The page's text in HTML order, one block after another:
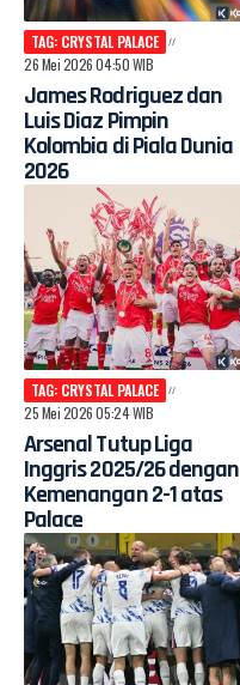
TAG: CRYSTAL PALACE
26 Mei 2026 04:50 WIB
James Rodriguez dan
Luis Diaz Pimpin
Kolombia di Piala Dunia
2026
TAG: CRYSTAL PALACE
25 Mei 2026 05:24 WIB
Arsenal Tutup Liga
Inggris 2025/26 dengan
Kemenangan 2-1 atas
Palace